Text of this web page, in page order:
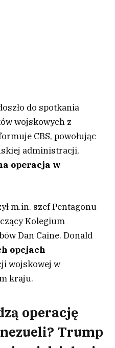
do spotkania
wojskowych z
CBS, powołując
administracji,
operacja w
m.in. szef Pentagonu
Kolegium
Dan Caine. Donald
opcjach
wojskowej w
kraju.
operację
Trump